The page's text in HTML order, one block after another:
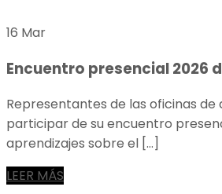
16 Mar
Encuentro presencial 2026
Representantes de las oficinas de
participar de su encuentro
aprendizajes sobre el […]
LEER MÁS